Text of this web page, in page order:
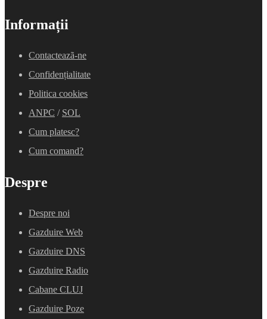
Informații
Contacteazã-ne
Confidențialitate
Politica cookies
ANPC / SOL
Cum platesc?
Cum comand?
Despre
Despre noi
Gazduire Web
Gazduire DNS
Gazduire Radio
Cabane CLUJ
Gazduire Poze